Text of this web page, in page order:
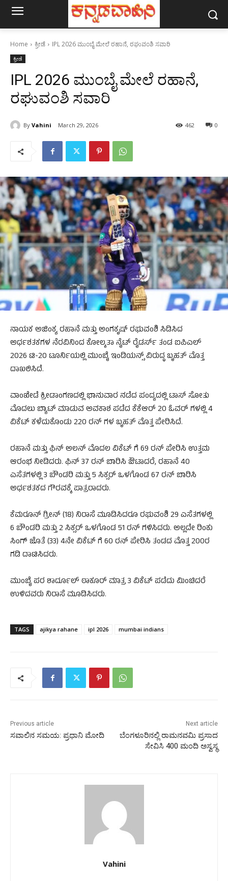
Home ಕ್ರೀಡೆ IPL 2026 ಮುಂಬೈ ಮೇಲೆ ರಹಾನೆ, ರಘುವಂಶಿ ಸವಾರಿ
ಕ್ರೀಡೆ
IPL 2026 ಮುಂಬೈ ಮೇಲೆ ರಹಾನೆ,
ರಘುವಂಶಿ ಸವಾರಿ
By Vahini March 29, 2026 0
462
ನಾಯಕ ಅಜಿಂಕ್ಯ ರಹಾನೆ ಮತ್ತು ಅಂಗಕೃಷ್ ರಘುವಂಶಿ ಸಿಡಿಸಿದ
ಅರ್ಧಶತಕಗಳ ನೆರವಿನಿಂದ ಕೋಲ್ಕತಾ ನೈಟ್ ರೈಡರ್ಸ್ ತಂಡ ಐಪಿಎಲ್
2026 ಟಿ-20 ಟೂರ್ನಿಯಲ್ಲಿ ಮುಂಬೈ ಇಂಡಿಯನ್ಸ್ ವಿರುದ್ಧ ಬೃಹತ್ ಮೊತ್ತ
ದಾಖಲಿಸಿದೆ.
ವಾಂಖೇಡೆ ಕ್ರೀಡಾಂಗಣದಲ್ಲಿ ಭಾನುವಾರ ನಡೆದ ಪಂದ್ಯದಲ್ಲಿ ಟಾಸ್ ಸೋತು
ಮೊದಲು ಬ್ಯಾಟ್ ಮಾಡುವ ಅವಕಾಶ ಪಡೆದ ಕೆಕೆಆರ್ 20 ಓವರ್ ಗಳಲ್ಲಿ 4
ವಿಕೆಟ್ ಕಳೆದುಕೊಂಡು 220 ರನ್ ಗಳ ಬೃಹತ್ ಮೊತ್ತ ಪೇರಿಸಿದೆ.
ರಹಾನೆ ಮತ್ತು ಫಿನ್ ಅಲನ್ ಮೊದಲ ವಿಕೆಟ್ ಗೆ 69 ರನ್ ಪೇರಿಸಿ ಉತ್ತಮ
ಆರಂಭ ನೀಡಿದರು. ಫಿನ್ 37 ರನ್ ಬಾರಿಸಿ ಔಟಾದರೆ, ರಹಾನೆ 40
ಎಸೆತಗಳಲ್ಲಿ 3 ಬೌಂಡರಿ ಮತ್ತು 5 ಸಿಕ್ಸರ್ ಒಳಗೊಂಡ 67 ರನ್ ಬಾರಿಸಿ
ಅರ್ಧಶತಕದ ಗೌರವಕ್ಕೆ ಪಾತ್ರರಾದರು.
ಕೆಮರೂನ್ ಗ್ರೀನ್ (18) ನಿರಾಸೆ ಮೂಡಿಸಿದರೂ ರಘುವಂಶಿ 29 ಎಸೆತಗಳಲ್ಲಿ
6 ಬೌಂಡರಿ ಮತ್ತು 2 ಸಿಕ್ಸರ್ ಒಳಗೊಂಡ 51 ರನ್ ಗಳಿಸಿದರು. ಅಲ್ಲದೇ ರಿಂಕು
ಸಿಂಗ್ ಜೊತೆ (33) 4ನೇ ವಿಕೆಟ್ ಗೆ 60 ರನ್ ಪೇರಿಸಿ ತಂಡದ ಮೊತ್ತ 200ರ
ಗಡಿ ದಾಟಿಸಿದರು.
ಮುಂಬೈ ಪರ ಶಾರ್ದೂಲ್ ಠಾಕೂರ್ ಮಾತ್ರ 3 ವಿಕೆಟ್ ಪಡೆದು ಮಿಂಚಿದರೆ
ಉಳಿದವರು ನಿರಾಸೆ ಮೂಡಿಸಿದರು.
TAGS ajikya rahane ipl 2026 mumbai indians
Previous article
ಸವಾಲಿನ ಸಮಯ: ಪ್ರಧಾನಿ ಮೋದಿ
Next article
ಬೆಂಗಳೂರಿನಲ್ಲಿ ರಾಮನವಮಿ ಪ್ರಸಾದ
ಸೇವಿಸಿ 400 ಮಂದಿ ಅಸ್ವಸ್ಥ
Vahini